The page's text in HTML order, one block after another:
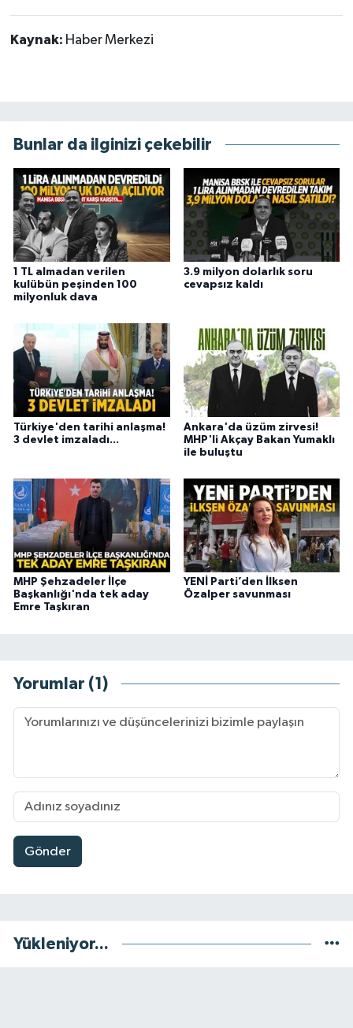
Kaynak: Haber Merkezi
Bunlar da ilginizi çekebilir
1 TL almadan verilen
kulübün peşinden 100
milyonluk dava
3.9 milyon dolarlık soru
cevapsız kaldı
Türkiye'den tarihi anlaşma!
3 devlet imzaladı...
Ankara'da üzüm zirvesi!
MHP'li Akçay Bakan Yumaklı
ile buluştu
MHP Şehzadeler İlçe
Başkanlığı'nda tek aday
Emre Taşkıran
YENİ Parti’den İlksen
Özalper savunması
Yorumlar (1)
Gönder
Yükleniyor...